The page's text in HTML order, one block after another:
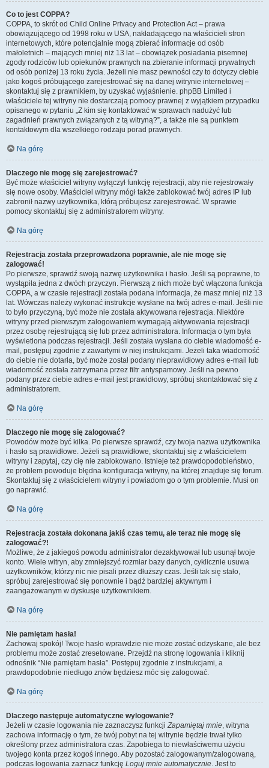
Co to jest COPPA?
COPPA, to skrót od Child Online Privacy and Protection Act – prawa
obowiązującego od 1998 roku w USA, nakładającego na właścicieli stron
internetowych, które potencjalnie mogą zbierać informacje od osób
małoletnich – mających mniej niż 13 lat – obowiązek posiadania pisemnej
zgody rodziców lub opiekunów prawnych na zbieranie informacji prywatnych
od osób poniżej 13 roku życia. Jeżeli nie masz pewności czy to dotyczy ciebie
jako kogoś próbującego zarejestrować się na danej witrynie internetowej –
skontaktuj się z prawnikiem, by uzyskać wyjaśnienie. phpBB Limited i
właściciele tej witryny nie dostarczają pomocy prawnej z wyjątkiem przypadku
opisanego w pytaniu „Z kim się kontaktować w sprawach nadużyć lub
zagadnień prawnych związanych z tą witryną?”, a także nie są punktem
kontaktowym dla wszelkiego rodzaju porad prawnych.
Na górę
Dlaczego nie mogę się zarejestrować?
Być może właściciel witryny wyłączył funkcję rejestracji, aby nie rejestrowały
się nowe osoby. Właściciel witryny mógł także zablokować twój adres IP lub
zabronił nazwy użytkownika, którą próbujesz zarejestrować. W sprawie
pomocy skontaktuj się z administratorem witryny.
Na górę
Rejestracja została przeprowadzona poprawnie, ale nie mogę się
zalogować!
Po pierwsze, sprawdź swoją nazwę użytkownika i hasło. Jeśli są poprawne, to
wystąpiła jedna z dwóch przyczyn. Pierwszą z nich może być włączona funkcja
COPPA, a w czasie rejestracji została podana informacja, że masz mniej niż 13
lat. Wówczas należy wykonać instrukcje wysłane na twój adres e-mail. Jeśli nie
to było przyczyną, być może nie została aktywowana rejestracja. Niektóre
witryny przed pierwszym zalogowaniem wymagają aktywowania rejestracji
przez osobę rejestrującą się lub przez administratora. Informacja o tym była
wyświetlona podczas rejestracji. Jeśli została wysłana do ciebie wiadomość e-
mail, postępuj zgodnie z zawartymi w niej instrukcjami. Jeżeli taka wiadomość
do ciebie nie dotarła, być może został podany nieprawidłowy adres e-mail lub
wiadomość została zatrzymana przez filtr antyspamowy. Jeśli na pewno
podany przez ciebie adres e-mail jest prawidłowy, spróbuj skontaktować się z
administratorem.
Na górę
Dlaczego nie mogę się zalogować?
Powodów może być kilka. Po pierwsze sprawdź, czy twoja nazwa użytkownika
i hasło są prawidłowe. Jeżeli są prawidłowe, skontaktuj się z właścicielem
witryny i zapytaj, czy cię nie zablokowano. Istnieje też prawdopodobieństwo,
że problem powoduje błędna konfiguracja witryny, na której znajduje się forum.
Skontaktuj się z właścicielem witryny i powiadom go o tym problemie. Musi on
go naprawić.
Na górę
Rejestracja została dokonana jakiś czas temu, ale teraz nie mogę się
zalogować?!
Możliwe, że z jakiegoś powodu administrator dezaktywował lub usunął twoje
konto. Wiele witryn, aby zmniejszyć rozmiar bazy danych, cyklicznie usuwa
użytkowników, którzy nic nie pisali przez dłuższy czas. Jeśli tak się stało,
spróbuj zarejestrować się ponownie i bądź bardziej aktywnym i
zaangażowanym w dyskusje użytkownikiem.
Na górę
Nie pamiętam hasła!
Zachowaj spokój! Twoje hasło wprawdzie nie może zostać odzyskane, ale bez
problemu może zostać zresetowane. Przejdź na stronę logowania i kliknij
odnośnik “Nie pamiętam hasła”. Postępuj zgodnie z instrukcjami, a
prawdopodobnie niedługo znów będziesz móc się zalogować.
Na górę
Dlaczego następuje automatyczne wylogowanie?
Jeżeli w czasie logowania nie zaznaczysz funkcjiZapamiętaj mnie, witryna
zachowa informację o tym, że twój pobyt na tej witrynie będzie trwał tylko
określony przez administratora czas. Zapobiega to niewłaściwemu użyciu
twojego konta przez kogoś innego. Aby pozostać zalogowanym/zalogowaną,
podczas logowania zaznacz funkcję Loguj mnie automatycznie. Jest to